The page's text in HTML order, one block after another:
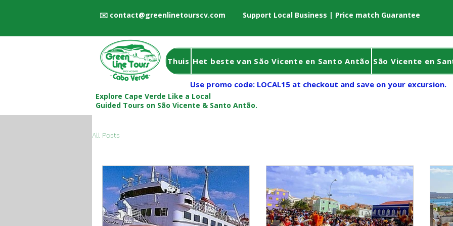
✉️ contact@greenlinetourscv.com Support Local Business | Price match Guarantee
Thuis Het beste van São Vicente en Santo Antão São Vicente en
Use promo code: LOCAL15 at checkout and save on your excursion.
Explore Cape Verde Like a Local
Guided Tours on São Vicente & Santo Antão.
All Posts